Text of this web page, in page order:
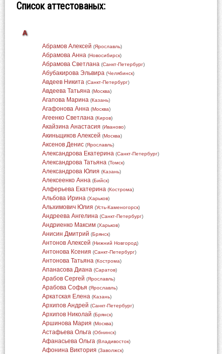
Список аттестованых:
А
Абрамов Алексей (Ярославль)
Абрамова Анна (Новосибирск)
Абрамова Светлана (Санкт-Петербург)
Абубакирова Эльвира (Челябинск)
Авдеев Никита (Санкт-Петербург)
Авдеева Татьяна (Москва)
Агапова Марина (Казань)
Агафонова Анна (Москва)
Агеенко Светлана (Киров)
Акайзина Анастасия (Иваново)
Акиньщиков Алексей (Москва)
Аксенов Денис (Ярославль)
Александрова Екатерина (Санкт-Петербург)
Александрова Татьяна (Томск)
Александрова Юлия (Казань)
Алексеенко Анна (Бийск)
Алферьева Екатерина (Кострома)
Альбова Ирина (Харьков)
Альхимович Юлия (Усть-Каменогорск)
Андреева Ангелина (Санкт-Петербург)
Андриенко Максим (Харьков)
Анисин Дмитрий (Брянск)
Антонов Алексей (Нижний Новгород)
Антонова Ксения (Санкт-Петербург)
Антонова Татьяна (Кострома)
Апанасова Диана (Саратов)
Арабов Сергей (Ярославль)
Арабова Софья (Ярославль)
Аркатская Елена (Казань)
Архипов Андрей (Санкт-Петербург)
Архипов Николай (Брянск)
Аршинова Мария (Москва)
Астафьева Ольга (Обнинск)
Афанасьева Ольга (Владивосток)
Афонина Виктория (Заволжск)